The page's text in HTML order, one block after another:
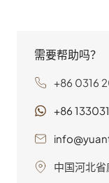
需要帮助吗？
+86 0316
+86
中国河北